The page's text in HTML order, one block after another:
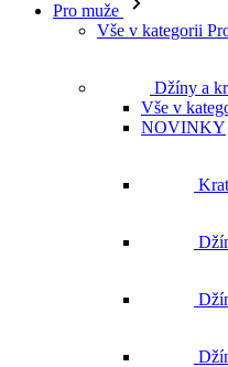
Pro muže
Vše v kategorii
Džíny a
Vše v
NOVINKY